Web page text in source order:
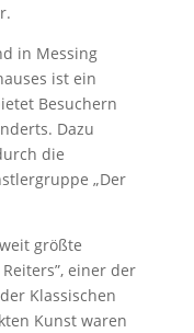
in Messing
ist ein
Besuchern
Dazu
die
„Der
größte
einer der
Klassischen
Kunst waren